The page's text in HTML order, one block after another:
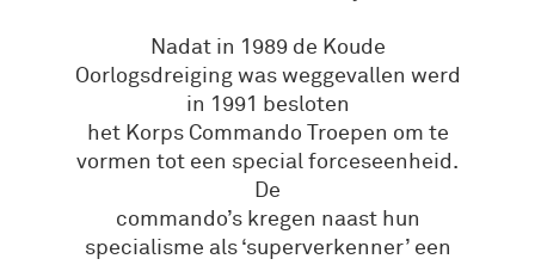
Nadat in 1989 de Koude
Oorlogsdreiging was weggevallen werd
in 1991 besloten
het Korps Commando Troepen om te
vormen tot een special forceseenheid.
De
commando’s kregen naast hun
specialisme als ‘superverkenner’ een